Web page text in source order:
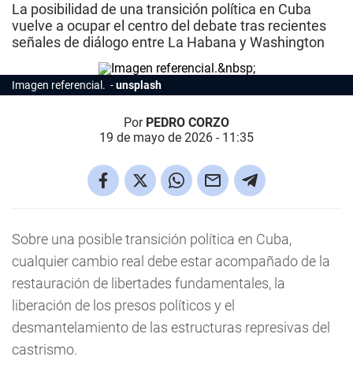
La posibilidad de una transición política en Cuba
vuelve a ocupar el centro del debate tras recientes
señales de diálogo entre La Habana y Washington
Imagen referencial. unsplash
Por PEDRO CORZO
19 de mayo de 2026 - 11:35
Sobre una posible transición política en Cuba,
cualquier cambio real debe estar acompañado de la
restauración de libertades fundamentales, la
liberación de los presos políticos y el
desmantelamiento de las estructuras represivas del
castrismo.